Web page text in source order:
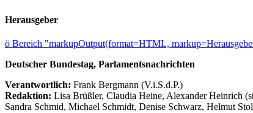
Herausgeber
ö Bereich "markupOutput(format=HTML,
Deutscher Bundestag, Parlamentsnachrichten
Verantwortlich: Frank Bergmann (V.i.S.d.P.)
Redaktion: Lisa Brüßler, Claudia Heine, Alexander Heinrich
Sandra Schmid, Michael Schmidt, Denise Schwarz, Helmut